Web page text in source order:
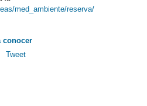
med_ambiente/reserva/
conocer
Tweet